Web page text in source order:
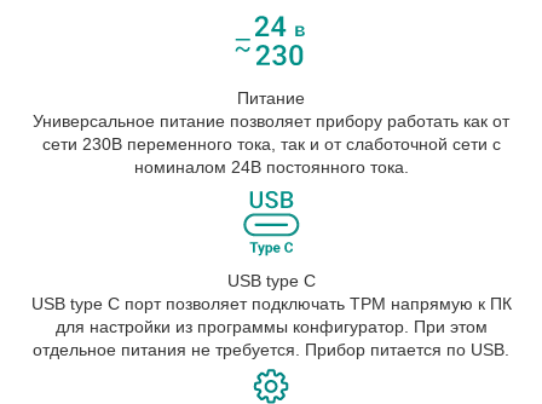
Питание
Универсальное питание позволяет прибору работать как от
сети 230В переменного тока, так и от слаботочной сети с
номиналом 24В постоянного тока.
USB type С
USB type С порт позволяет подключать ТРМ напрямую к ПК
для настройки из программы конфигуратор. При этом
отдельное питания не требуется. Прибор питается по USB.